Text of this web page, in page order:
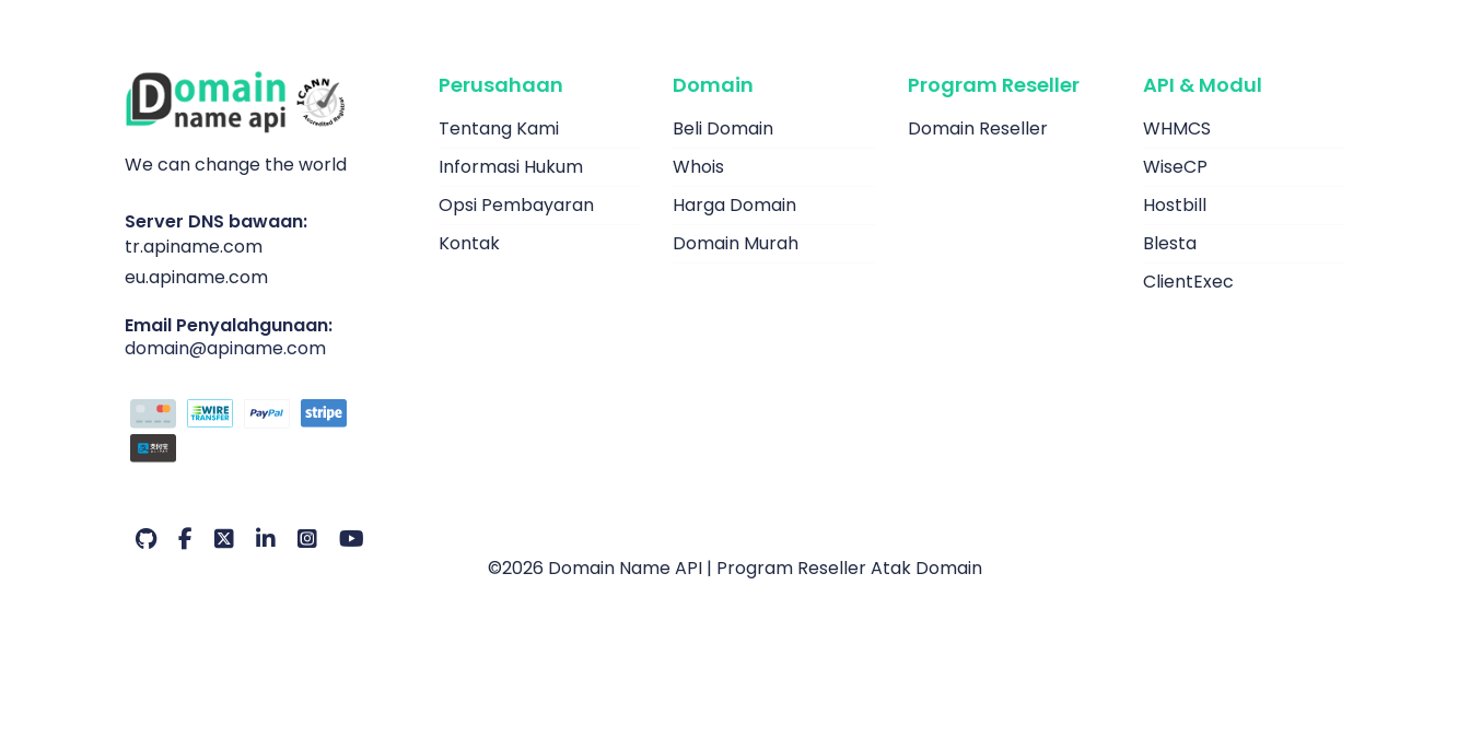
We can change the world
Server DNS bawaan:
tr.apiname.com
eu.apiname.com
Email Penyalahgunaan:
domain@apiname.com
Perusahaan
Tentang Kami
Informasi Hukum
Opsi Pembayaran
Kontak
Domain
Beli Domain
Whois
Harga Domain
Domain Murah
Program Reseller
Domain Reseller
API & Modul
WHMCS
WiseCP
Hostbill
Blesta
ClientExec
©2026 Domain Name API | Program Reseller Atak Domain